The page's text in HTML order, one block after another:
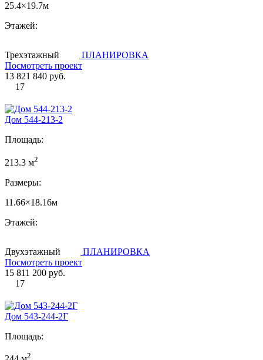
25.4×19.7м
Этажей:
Трехэтажный
ПЛАНИРОВКА
Посмотреть проект
13 821 840 руб.
17
Дом 544-213-2
Площадь:
213.3 м2
Размеры:
11.66×18.16м
Этажей:
Двухэтажный
ПЛАНИРОВКА
Посмотреть проект
15 811 200 руб.
17
Дом 543-244-2Г
Площадь:
2